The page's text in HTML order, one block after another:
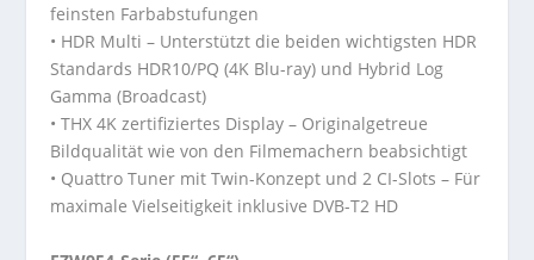
feinsten Farbabstufungen
• HDR Multi – Unterstützt die beiden wichtigsten HDR
Standards HDR10/PQ (4K Blu-ray) und Hybrid Log
Gamma (Broadcast)
• THX 4K zertifiziertes Display – Originalgetreue
Bildqualität wie von den Filmemachern beabsichtigt
• Quattro Tuner mit Twin-Konzept und 2 CI-Slots – Für
maximale Vielseitigkeit inklusive DVB-T2 HD